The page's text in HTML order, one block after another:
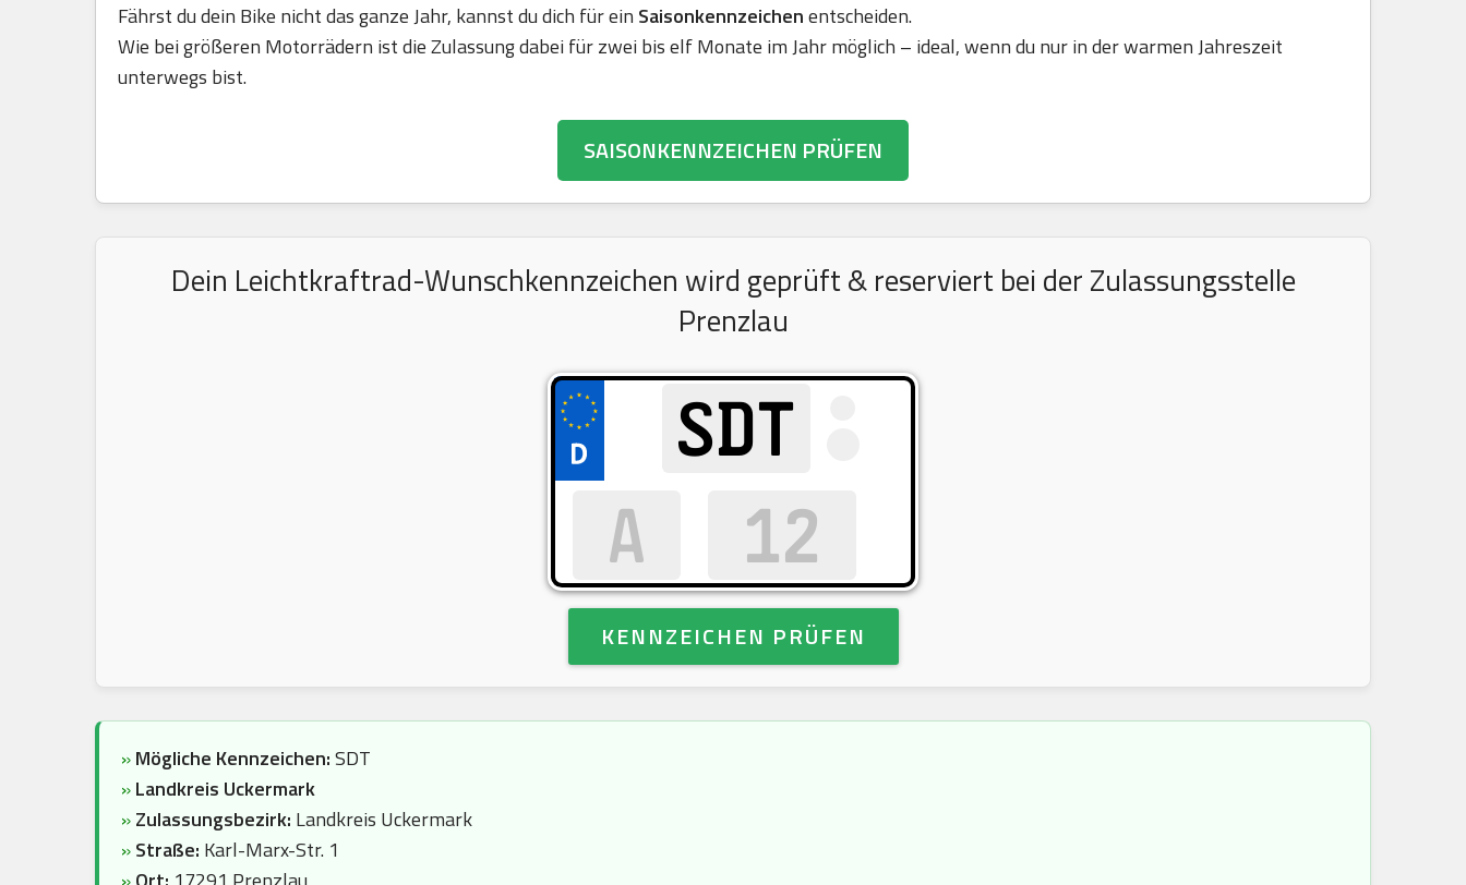
Fährst du dein Bike nicht das ganze Jahr, kannst du dich für ein Saisonkennzeichenentscheiden.
Wie bei größeren Motorrädern ist die Zulassung dabei für zwei bis elf Monate im Jahr möglich – ideal, wenn du nur in der warmen Jahreszeit
unterwegs bist.
SAISONKENNZEICHEN PRÜFEN
Dein Leichtkraftrad-Wunschkennzeichen wird geprüft & reserviert bei der Zulassungsstelle
Prenzlau
KENNZEICHEN PRÜFEN
»Mögliche Kennzeichen:SDT
»Landkreis Uckermark
»Zulassungsbezirk: Landkreis Uckermark
»Straße: Karl-Marx-Str. 1